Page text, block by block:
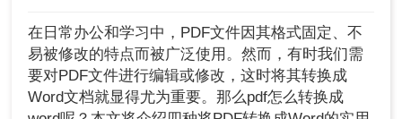
在日常办公和学习中，PDF文件因其格式固定、不
易被修改的特点而被广泛使用。然而，有时我们需
要对PDF文件进行编辑或修改，这时将其转换成
Word文档就显得尤为重要。那么pdf怎么转换成